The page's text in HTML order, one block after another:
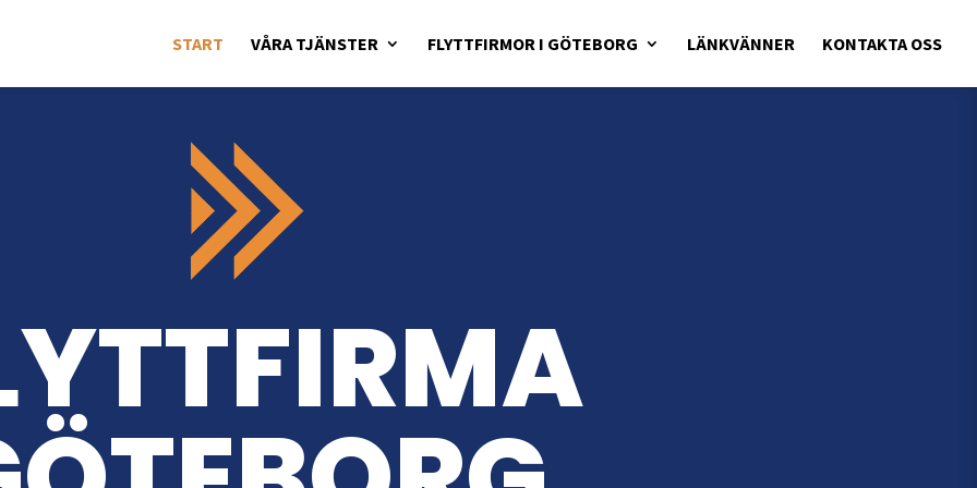
START VÅRA TJÄNSTER FLYTTFIRMOR I GÖTEBORG LÄNKVÄNNER KONTAKTA OSS